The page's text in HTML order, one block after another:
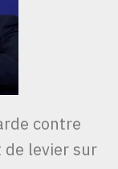
contre
de levier sur